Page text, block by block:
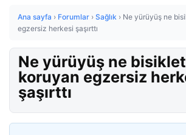
Ana sayfa › Forumlar › Sağlık › Ne yürüyüş ne
egzersiz herkesi şaşırttı
Ne yürüyüş ne
koruyan egzersiz
şaşırttı